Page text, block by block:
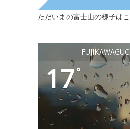
ただいまの富士山の様子は
17°